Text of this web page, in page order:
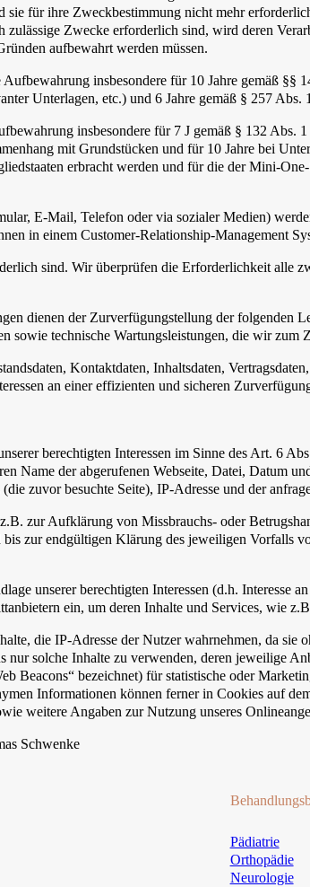
sie für ihre Zweckbestimmung nicht mehr
Zwecke erforderlich sind, wird deren
aufbewahrt werden müssen.
insbesondere für 10 Jahre gemäß
Unterlagen, etc.) und 6 Jahre gemäß § 257
insbesondere für 7 J gemäß § 132
mit Grundstücken und für 10 Jahre bei
erbracht werden und für die der Mini-
E-Mail, Telefon oder via sozialer Medien)
in einem Customer-Relationship-Management
sind. Wir überprüfen die Erforderlichkeit alle
dienen der Zurverfügungstellung der folgenden
sowie technische Wartungsleistungen, die wir zum
Kontaktdaten, Inhaltsdaten,
an einer effizienten und sicheren
berechtigten Interessen im Sinne des Art. 6
Name der abgerufenen Webseite, Datei, Datum
zuvor besuchte Seite), IP-Adresse und der
zur Aufklärung von Missbrauchs- oder
zur endgültigen Klärung des jeweiligen Vorfalls
unserer berechtigten Interessen (d.h.
ein, um deren Inhalte und Services, wie
die IP-Adresse der Nutzer wahrnehmen, da
nur solche Inhalte zu verwenden, deren jeweilige
Beacons“ bezeichnet) für statistische oder
Informationen können ferner in Cookies auf
weitere Angaben zur Nutzung unseres
Schwenke
Pädiatrie
Orthopädie
Neurologie